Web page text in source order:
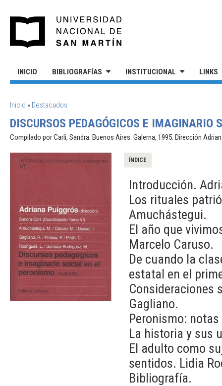
INICIO BIBLIOGRAFÍAS INSTITUCIONAL LINKS
SE ENCUENTRA USTED AQUÍ
Inicio » Destacados
DISCURSOS PEDAGÓGICOS E
Compilado por Carli, Sandra. Buenos Aires: Galerna, 1995. Dirección
ÍNDICE
Introducción.
Los rituales
Amuchástegui.
El año que
Marcelo Caruso.
De cuando la
estatal en el
Consideraciones
Gagliano.
Peronismo:
La historia y sus
El adulto como
sentidos. Lidia
Bibliografía.